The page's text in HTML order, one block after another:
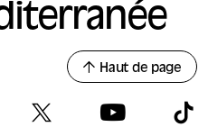
Haut de page